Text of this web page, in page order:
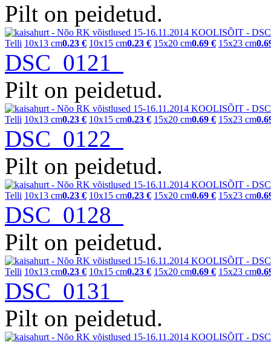
Pilt on peidetud.
Telli 10x13 cm0.23 € 10x15 cm0.23 € 15x20 cm0.69 € 15x23 cm
DSC_0121
Pilt on peidetud.
Telli 10x13 cm0.23 € 10x15 cm0.23 € 15x20 cm0.69 € 15x23 cm
DSC_0122
Pilt on peidetud.
Telli 10x13 cm0.23 € 10x15 cm0.23 € 15x20 cm0.69 € 15x23 cm
DSC_0128
Pilt on peidetud.
Telli 10x13 cm0.23 € 10x15 cm0.23 € 15x20 cm0.69 € 15x23 cm
DSC_0131
Pilt on peidetud.